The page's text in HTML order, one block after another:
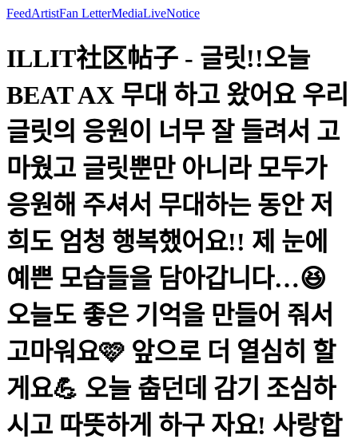
FeedArtistFan LetterMediaLiveNotice
ILLIT社区帖子 - 글릿!!오늘
BEAT AX 무대 하고 왔어요 우리
글릿의 응원이 너무 잘 들려서 고
마웠고 글릿뿐만 아니라 모두가
응원해 주셔서 무대하는 동안 저
희도 엄청 행복했어요!! 제 눈에
예쁜 모습들을 담아갑니다…😆
오늘도 좋은 기억을 만들어 줘서
고마워요🩷 앞으로 더 열심히 할
게요💪 오늘 춥던데 감기 조심하
시고 따뜻하게 하구 자요! 사랑합